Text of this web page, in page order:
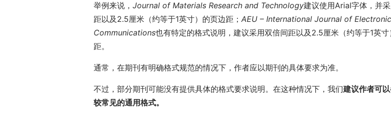
举例来说， Journal of Materials Research and Technology建议使用Arial字体，并
距以及2.5厘米（约等于1英寸）的页边距； AEU – International Journal of
Communications也有特定的格式说明，建议采用双倍间距以及2.5厘米（约等于1英寸
距。
通常，在期刊有明确格式规范的情况下，作者应以期刊的具体要求为准。
不过，部分期刊可能没有提供具体的格式要求说明。在这种情况下，我们建议作者可
较常见的通用格式。